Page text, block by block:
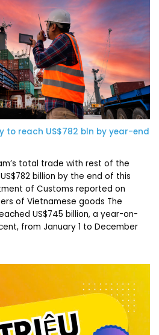
to reach US$782 bln by year-end
total trade with rest of the
billion by the end of this
of Customs reported on
of Vietnamese goods The
US$745 billion, a year-on-
from January 1 to December